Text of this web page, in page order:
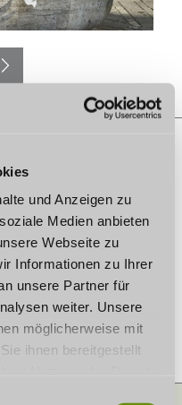
und Anzeigen zu
Medien anbieten
Webseite zu
Informationen zu Ihrer
unsere Partner für
weiter. Unsere
möglicherweise mit
ihnen bereitgestellt